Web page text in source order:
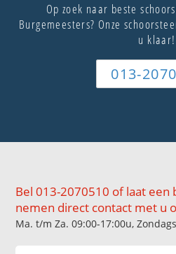
Op zoek naar beste
Burgemeesters? Onze
u klaar!
013-
Bel 013-2070510 of laat een
nemen direct contact met u
Ma. t/m Za. 09:00-17:00u,